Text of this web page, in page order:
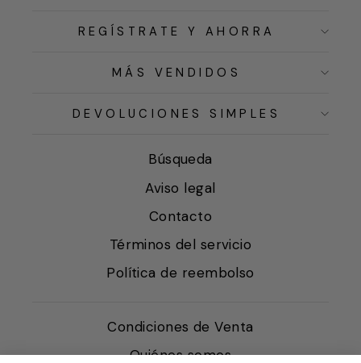
REGÍSTRATE Y AHORRA
MÁS VENDIDOS
DEVOLUCIONES SIMPLES
Búsqueda
Aviso legal
Contacto
Términos del servicio
Política de reembolso
Condiciones de Venta
Quiénes somos